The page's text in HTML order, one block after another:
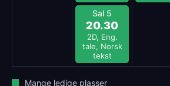
Sal 5
20.30
2D, Eng.
tale, Norsk
tekst
Mange ledige plasser